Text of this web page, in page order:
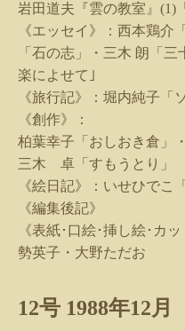
岩田道夫『雲の教室』 (1)
《エッセイ》：西本鶏介
「石の志」・三木 朗「
楽によせて｣
《旅行記》：堀内純子「
《創作》：
柏葉幸子「おしおき倉」
三木 卓「すもうとり」
《絵日記》：いせひでこ
《編集後記》
《表紙･口絵･挿し絵･カ
勢英子・大野ただお
12号 1988年12月